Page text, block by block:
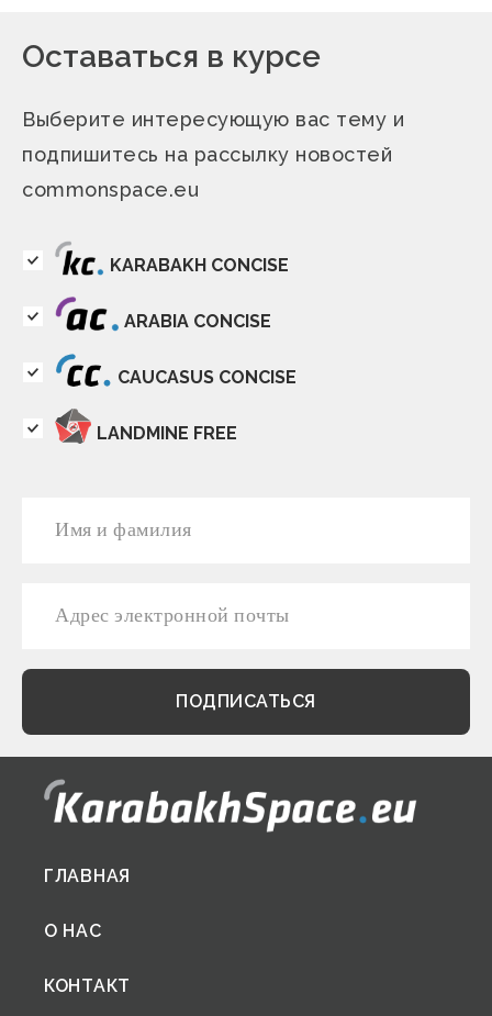
Оставаться в курсе
Выберите интересующую вас тему и
подпишитесь на рассылку новостей
commonspace.eu
KARABAKH CONCISE
ARABIA CONCISE
CAUCASUS CONCISE
LANDMINE FREE
Footer
menu
ГЛАВНАЯ
О НАС
КОНТАКТ